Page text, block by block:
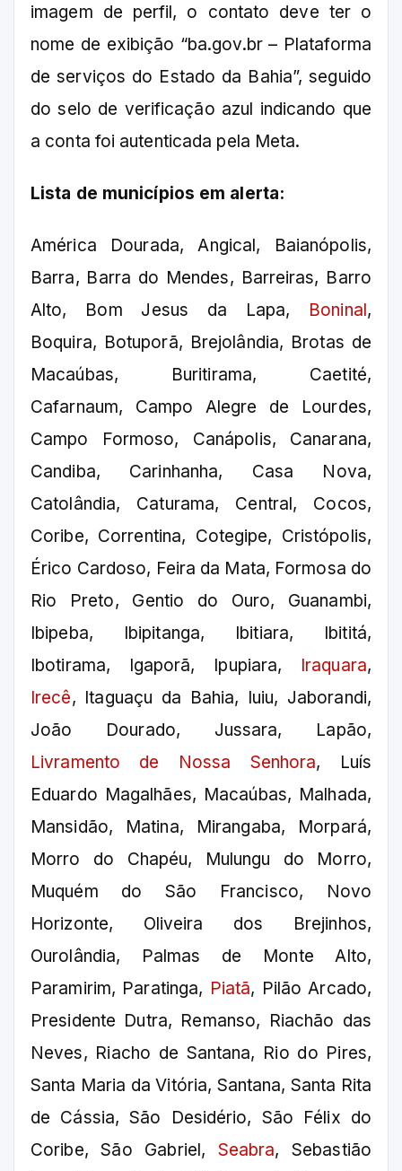
imagem de perfil, o contato deve ter o
nome de exibição “ba.gov.br – Plataforma
de serviços do Estado da Bahia”, seguido
do selo de verificação azul indicando que
a conta foi autenticada pela Meta.
Lista de municípios em alerta:
América Dourada, Angical, Baianópolis,
Barra, Barra do Mendes, Barreiras, Barro
Alto, Bom Jesus da Lapa, Boninal,
Boquira, Botuporã, Brejolândia, Brotas de
Macaúbas, Buritirama, Caetité,
Cafarnaum, Campo Alegre de Lourdes,
Campo Formoso, Canápolis, Canarana,
Candiba, Carinhanha, Casa Nova,
Catolândia, Caturama, Central, Cocos,
Coribe, Correntina, Cotegipe, Cristópolis,
Érico Cardoso, Feira da Mata, Formosa do
Rio Preto, Gentio do Ouro, Guanambi,
Ibipeba, Ibipitanga, Ibitiara, Ibititá,
Ibotirama, Igaporã, Ipupiara, Iraquara,
Irecê, Itaguaçu da Bahia, Iuiu, Jaborandi,
João Dourado, Jussara, Lapão,
Livramento de Nossa Senhora, Luís
Eduardo Magalhães, Macaúbas, Malhada,
Mansidão, Matina, Mirangaba, Morpará,
Morro do Chapéu, Mulungu do Morro,
Muquém do São Francisco, Novo
Horizonte, Oliveira dos Brejinhos,
Ourolândia, Palmas de Monte Alto,
Paramirim, Paratinga, Piatã, Pilão Arcado,
Presidente Dutra, Remanso, Riachão das
Neves, Riacho de Santana, Rio do Pires,
Santa Maria da Vitória, Santana, Santa Rita
de Cássia, São Desidério, São Félix do
Coribe, São Gabriel, Seabra, Sebastião